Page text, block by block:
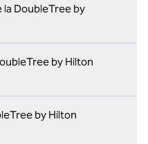
la DoubleTree by
by Hilton
by Hilton